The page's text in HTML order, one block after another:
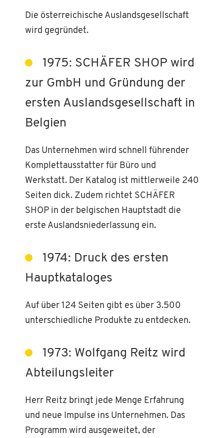
Die österreichische Auslandsgesellschaft
wird gegründet.
1975: SCHÄFER SHOP wird
zur GmbH und Gründung der
ersten Auslandsgesellschaft in
Belgien
Das Unternehmen wird schnell führender
Komplettausstatter für Büro und
Werkstatt. Der Katalog ist mittlerweile 240
Seiten dick. Zudem richtet SCHÄFER
SHOP in der belgischen Hauptstadt die
erste Auslandsniederlassung ein.
1974: Druck des ersten
Hauptkataloges
Auf über 124 Seiten gibt es über 3.500
unterschiedliche Produkte zu entdecken.
1973: Wolfgang Reitz wird
Abteilungsleiter
Herr Reitz bringt jede Menge Erfahrung
und neue Impulse ins Unternehmen. Das
Programm wird ausgeweitet, der